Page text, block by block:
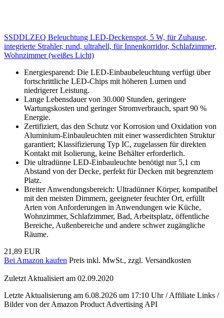
SSDDLZEQ Beleuchtung LED-Deckenspot, 5 W, für Zuhause,
integrierte Strahler, rund, ultrahell, für Innenkorridor, Schlafzimmer,
Wohnzimmer (weißes Licht)
Energiesparend: Die LED-Einbaubeleuchtung verfügt über
fortschrittliche LED-Chips mit höheren Lumen und
niedrigerer Leistung.
Lange Lebensdauer von 30.000 Stunden, geringere
Wartungskosten und geringer Stromverbrauch, spart 90 %
Energie.
Zertifiziert, das den Schutz vor Korrosion und Oxidation von
Aluminium-Einbauleuchten mit einer wasserdichten Struktur
garantiert; Klassifizierung Typ IC, zugelassen für direkten
Kontakt mit Isolierung, keine Behälter erforderlich.
Die ultradünne LED-Einbauleuchte benötigt nur 5,1 cm
Abstand von der Decke, perfekt für Decken mit begrenztem
Platz.
Breiter Anwendungsbereich: Ultradünner Körper, kompatibel
mit den meisten Dimmern, geeigneter feuchter Ort, erfüllt
Arten von Anforderungen in Anwendungen wie Küche,
Wohnzimmer, Schlafzimmer, Bad, Arbeitsplatz, öffentliche
Bereiche, Außenbereiche und andere schwer zugängliche
Räume.
21,89 EUR
Bei Amazon kaufen Preis inkl. MwSt., zzgl. Versandkosten
Zuletzt Aktualisiert am 02.09.2020
Letzte Aktualisierung am 6.08.2026 um 17:10 Uhr / Affiliate Links /
Bilder von der Amazon Product Advertising API